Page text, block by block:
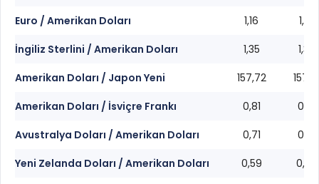
Euro / Amerikan Doları
1,16
1,16
İngiliz Sterlini / Amerikan Doları
1,35
1,35
Amerikan Doları / Japon Yeni
157,72
157,71
Amerikan Doları / İsviçre Frankı
0,81
0,81
Avustralya Doları / Amerikan Doları
0,71
0,71
Yeni Zelanda Doları / Amerikan Doları
0,59
0,59